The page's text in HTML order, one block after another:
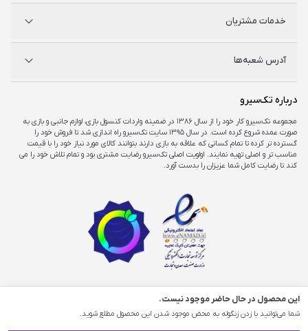
این محصول در حال حاضر موجود نیست.
شما می‌توانید با زدن زنگوله به محض موجود شدن این محصول مطلع شوید.
شگفت سیرو
راه‌های ارتباطی
مجله خبری
خدمات مشتریان
راهنمای اکانت‌ها
شرایط و قوانین
آدرس شعبه‌ها
شعبه مرکزی
شعبه چارسو
تهران، خیابان جمهوری، تقاطع حافظ، پاساژ چارسو، طبقه منفی یک، پلاک A۴۸
شعبه اپال
درباره تک‌سیرو
مجموعه تک‌سیرو کار خود را از سال ۱۳۸۶ در ضمینه واردات کنسول بازی، لوازم جانبی و بازی به
صورت عمده شروع کرده است. در سال ۱۳۹۵ سایت تک‌سیرو راه اندازی شد تا فروش خود را
گسترده تر کرده تا تمام کسانی که علاقه به بازی دارند بتوانند کالای مورد نیاز خود را با قیمت
مناسب تر و اصلی تهیه نمایند. اولویت اصلی تک‌سیرو رضایت مشتری بود و تمام تلاش خود را می
کند تا رضایت کامل شما عزیزان را بدست آورد.
تمامی حقوق محفوظ است و استفاده از مطالب وب‌سایت برای اهداف تجاری پیگرد قانونی دارد.